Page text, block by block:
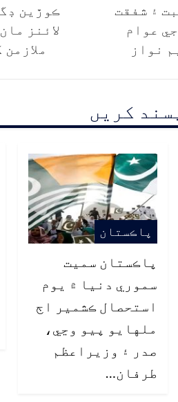
۽ شفقت
عوام
نواز
ڪوڙين
کریں
پاڪستان
پاڪستان سميت
سموري دنيا ۾ يوم
استحصال ڪشمير اڄ
ملهايو پيو وڃي،
صدر ۽ وزيراعظم
طرفان…